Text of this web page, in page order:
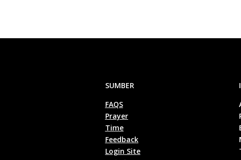
SUMBER
FAQS
Prayer
Time
Feedback
Login Site